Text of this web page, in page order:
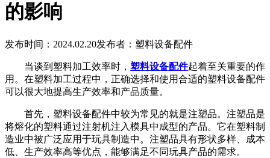
的影响
发布时间：2024.02.20发布者：塑料设备配件
当谈到塑料加工效率时， 塑料设备配件起着至关重要的作
用。在塑料加工过程中，正确选择和使用合适的塑料设备配件
可以很大地提高生产效率和产品质量。
首先，塑料设备配件中较为常见的就是注塑品。注塑品是
将熔化的塑料通过注射机注入模具中成型的产品。它在塑料制
造业中被广泛应用于玩具制造中。注塑品具有形状多样、成本
低、生产效率高等优点，能够满足不同玩具产品的需求。